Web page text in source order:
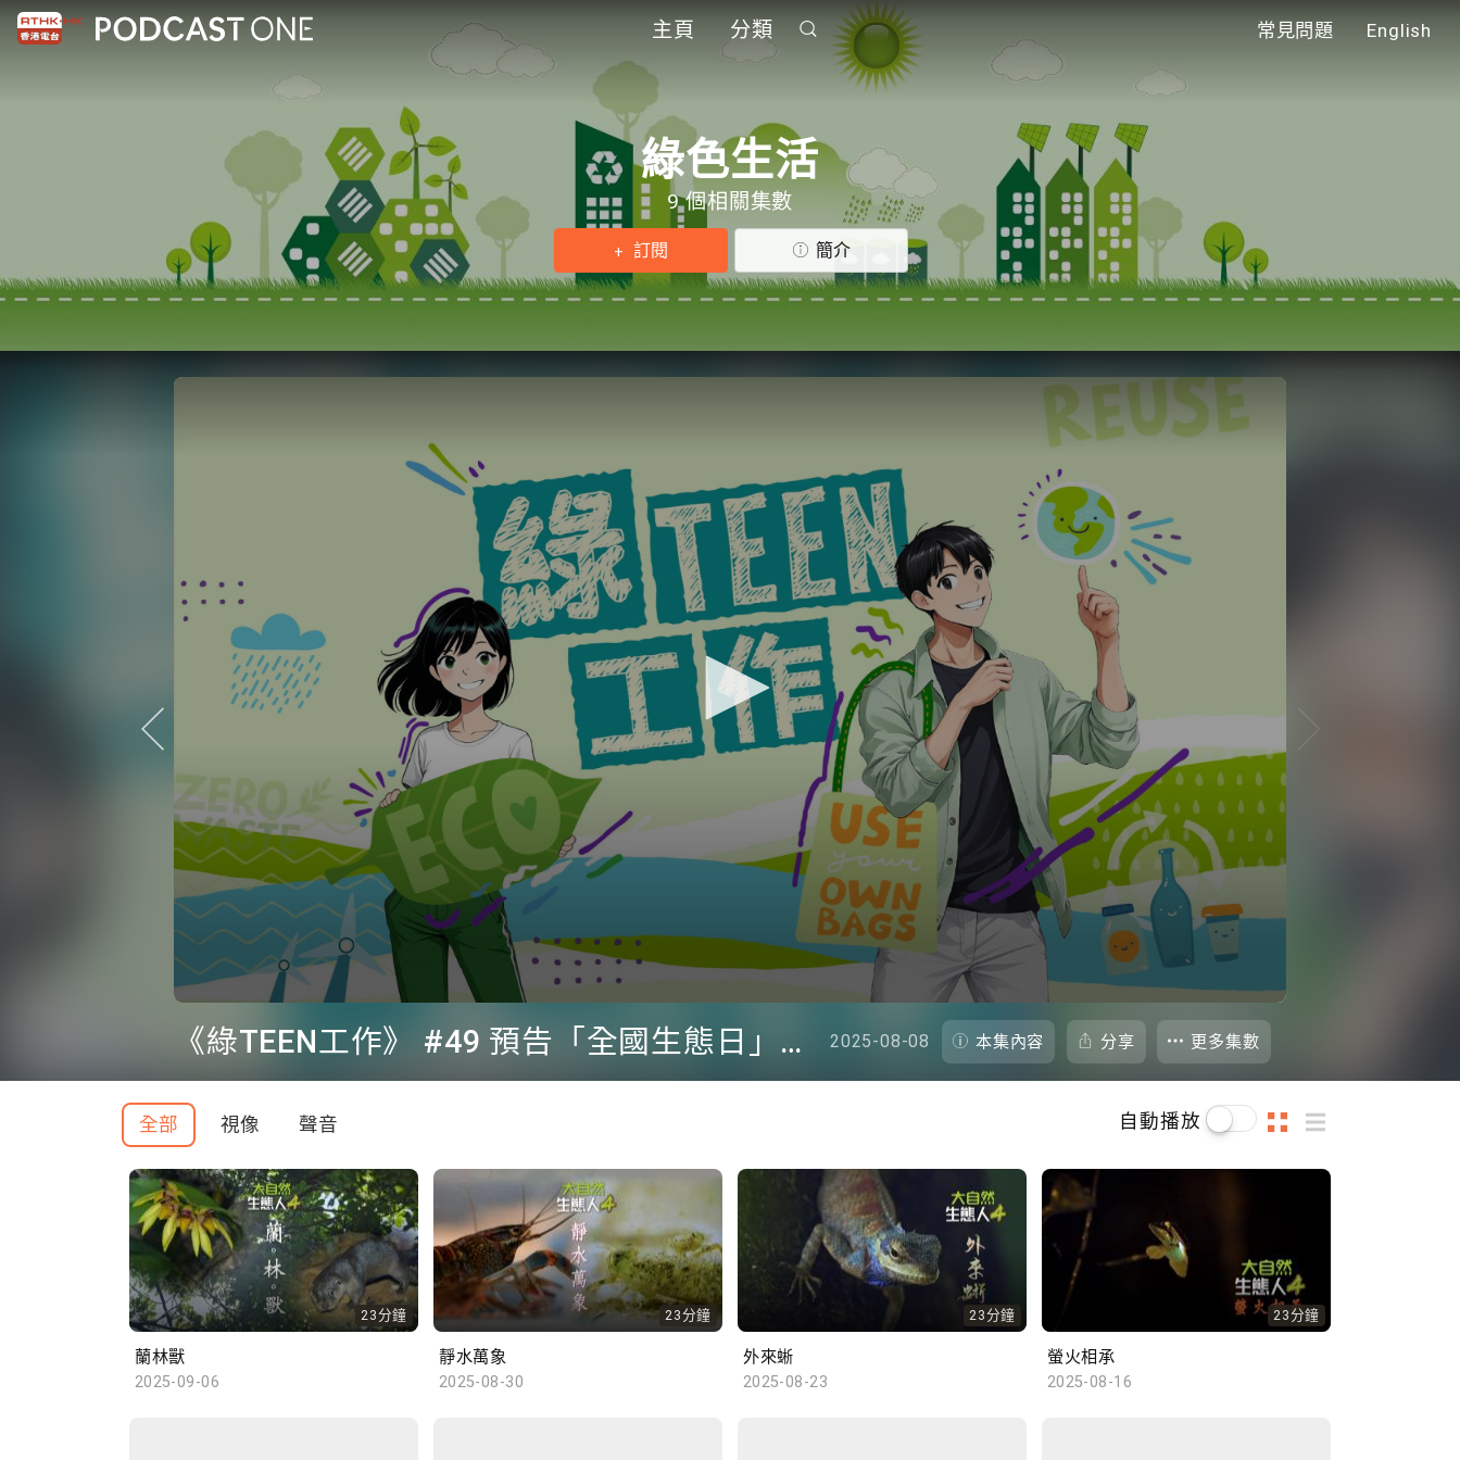
主頁 分類 常見問題 English
綠色生活
9 個相關集數
訂閱 簡介
seconds
minutes,
secondsVolume
90%
《綠TEEN工作》 #49 預告「全國生態日」、從活動了解生態 | 參與學生: Katie、Phoebe、Jane (香港大學生命村) 2025-08-08 本集內容 分享 更多集數
全部 視像 聲音 自動播放
23分鐘
蘭林獸
2025-09-06
23分鐘
靜水萬象
2025-08-30
23分鐘
外來蜥
2025-08-23
23分鐘
螢火相承
2025-08-16